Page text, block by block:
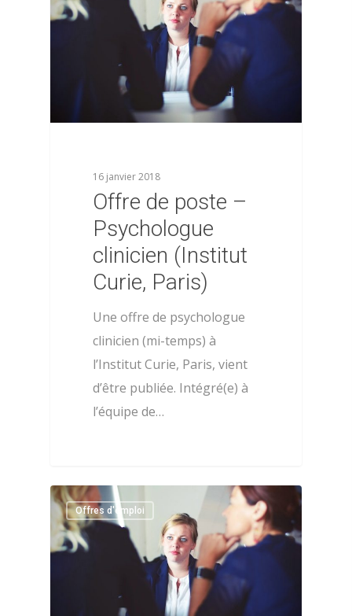
16 janvier 2018
Offre de poste –
Psychologue
clinicien (Institut
Curie, Paris)
Une offre de psychologue
clinicien (mi-temps) à
l’Institut Curie, Paris, vient
d’être publiée. Intégré(e) à
l’équipe de…
Offres d'emploi